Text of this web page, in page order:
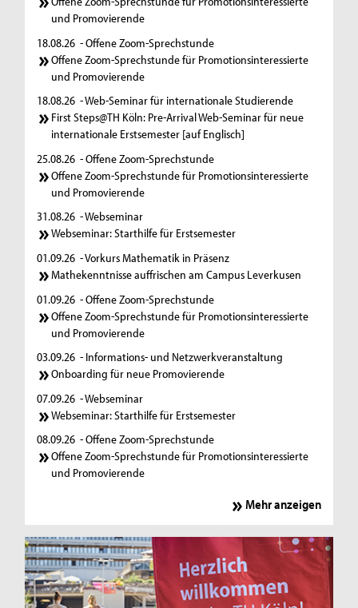
und Promovierende
18.08.26 - Offene Zoom-Sprechstunde
Offene Zoom-Sprechstunde für Promotionsinteressierte
und Promovierende
18.08.26 - Web-Seminar für internationale Studierende
First Steps@TH Köln: Pre-Arrival Web-Seminar für neue
internationale Erstsemester [auf Englisch]
25.08.26 - Offene Zoom-Sprechstunde
Offene Zoom-Sprechstunde für Promotionsinteressierte
und Promovierende
31.08.26 - Webseminar
Webseminar: Starthilfe für Erstsemester
01.09.26 - Vorkurs Mathematik in Präsenz
Mathekenntnisse auffrischen am Campus Leverkusen
01.09.26 - Offene Zoom-Sprechstunde
Offene Zoom-Sprechstunde für Promotionsinteressierte
und Promovierende
03.09.26 - Informations- und Netzwerkveranstaltung
Onboarding für neue Promovierende
07.09.26 - Webseminar
Webseminar: Starthilfe für Erstsemester
08.09.26 - Offene Zoom-Sprechstunde
Offene Zoom-Sprechstunde für Promotionsinteressierte
und Promovierende
Mehr anzeigen